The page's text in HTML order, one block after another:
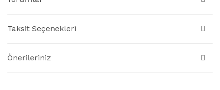
Taksit Seçenekleri
Önerileriniz